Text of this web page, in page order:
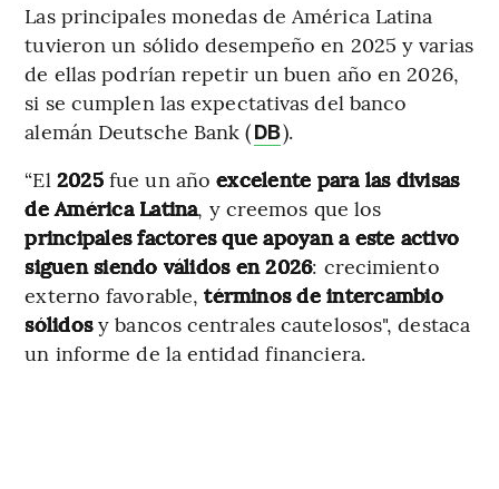
Las principales monedas de América Latina
tuvieron un sólido desempeño en 2025 y varias
de ellas podrían repetir un buen año en 2026,
si se cumplen las expectativas del banco
alemán Deutsche Bank (DB).
“El 2025 fue un añoexcelente para las divisas
de América Latina, y creemos que los
principales factores que apoyan a este activo
siguen siendo válidos en 2026: crecimiento
externo favorable,términos de intercambio
sólidosy bancos centrales cautelosos", destaca
un informe de la entidad financiera.